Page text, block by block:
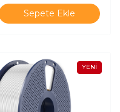
Sepete Ekle